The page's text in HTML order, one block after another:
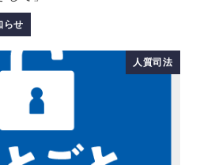
らせ
人質司法